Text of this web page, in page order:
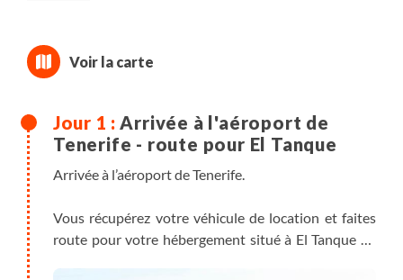
Arrivée à l'aéroport de
Tenerife - route pour El Tanque
Arrivée à l’aéroport de Tenerife.
Vous récupérez votre véhicule de location et faites
route pour votre hébergement situé à El Tanque au